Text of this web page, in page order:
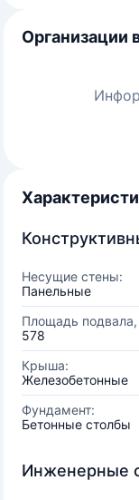
Организации
Несущие стены:
Панельные
Площадь подвала,
578
Крыша:
Железобетонные
Фундамент:
Бетонные столбы
Инженерные